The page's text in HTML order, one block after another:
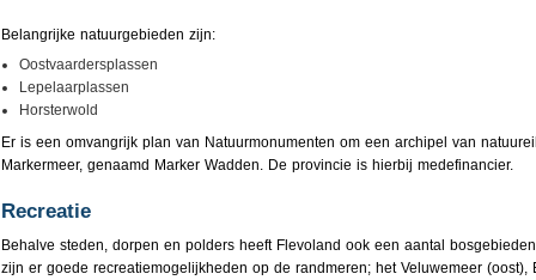
Belangrijke natuurgebieden zijn:
Oostvaardersplassen
Lepelaarplassen
Horsterwold
Er is een omvangrijk plan van Natuurmonumenten om een archipel van
Markermeer, genaamd Marker Wadden. De provincie is hierbij medefinancier.
Recreatie
Behalve steden, dorpen en polders heeft Flevoland ook een aantal
zijn er goede recreatiemogelijkheden op de randmeren; het Veluwemeer (oost),